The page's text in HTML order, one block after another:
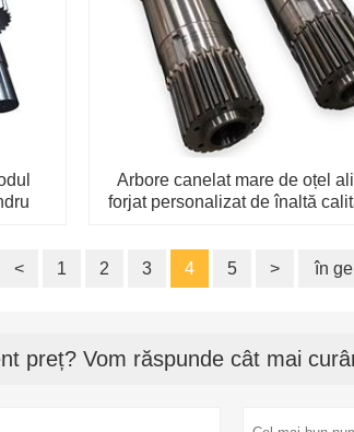
Arbore canelat mare de oțel
forjat personalizat de înaltă
< 1 2 3 4 5 > în
preț? Vom răspunde cât mai